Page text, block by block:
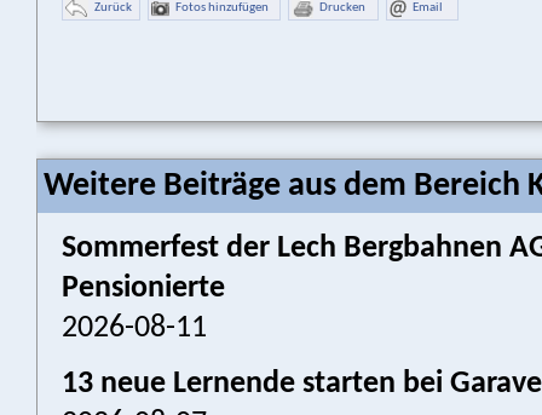
Zurück Fotos hinzufügen Drucken Email
Weitere Beiträge aus dem Bereich
Sommerfest der Lech Bergbahnen
Pensionierte
2026-08-11
13 neue Lernende starten bei